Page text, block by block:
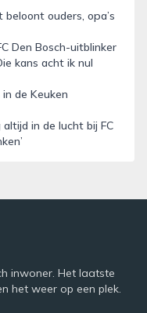
ouders, opa’s
Den Bosch-uitblinker
kans acht ik nul
de Keuken
in de lucht bij FC
inwoner. Het laatste
het weer op een plek.